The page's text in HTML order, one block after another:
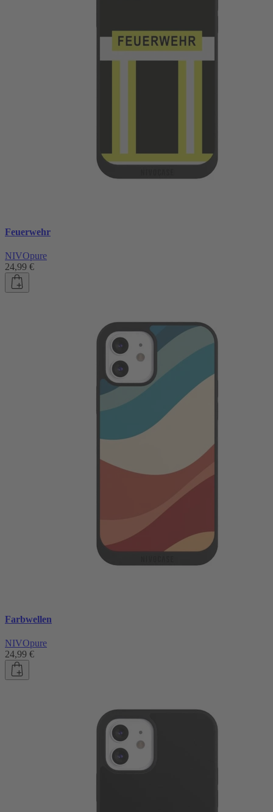
Feuerwehr
NIVOpure
24,99 €
Farbwellen
NIVOpure
24,99 €